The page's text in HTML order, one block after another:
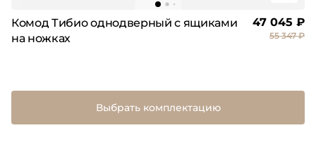
Комод Тибио однодверный с ящиками
на ножках
47 045 ₽
55 347 ₽
Выбрать комплектацию